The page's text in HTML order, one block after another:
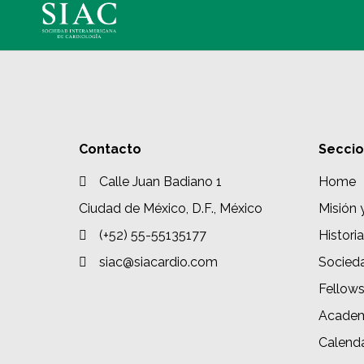
Contacto
Calle Juan Badiano 1
Ciudad de México, D.F., México
(+52) 55-55135177
siac@siacardio.com
Home
Misión
Historia
Fellows